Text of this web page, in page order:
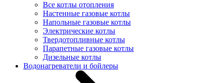
Все котлы отопления
Настенные газовые котлы
Напольные газовые котлы
Электрические котлы
Твердотопливные котлы
Парапетные газовые котлы
Дизельные котлы
Водонагреватели и бойлеры